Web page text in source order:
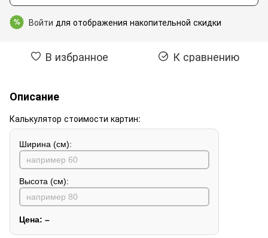
% Войти для отображения накопительной скидки
В избранное К сравнению
Описание
Калькулятор стоимости картин:
Ширина (см):
Высота (см):
Цена: –